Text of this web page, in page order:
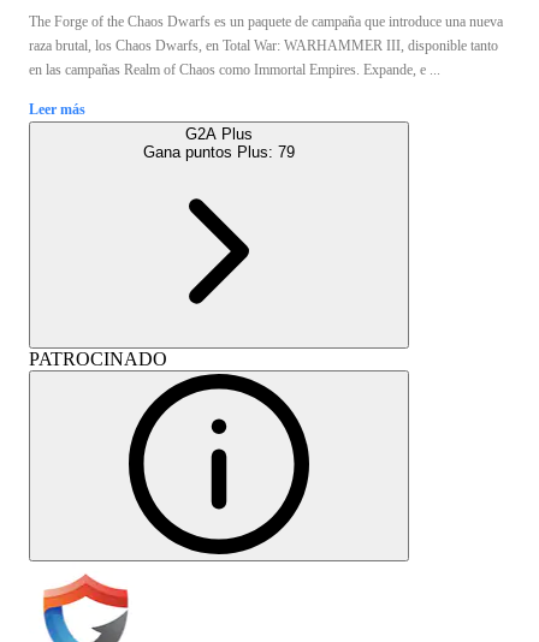
The Forge of the Chaos Dwarfs es un paquete de campaña que introduce una nueva
raza brutal, los Chaos Dwarfs, en Total War: WARHAMMER III, disponible tanto
en las campañas Realm of Chaos como Immortal Empires. Expande, e ...
Leer más
G2A Plus
Gana puntos Plus: 79
PATROCINADO